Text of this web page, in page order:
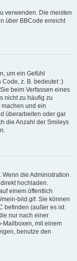
verwenden. Die meisten
über BBCode erreicht
um ein Gefühl
z. B. bedeutet :)
beim Verfassen eines
nicht zu häufig zu
und ein
überarbeiten oder gar
die Anzahl der Smileys
die Administration
hochladen.
einem öffentlich
bild.gif. Sie können
befinden (außer es ist
nur nach einer
Mailboxen, mit einem
benutze den